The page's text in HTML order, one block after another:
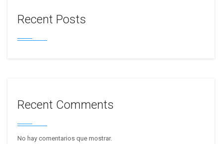
Recent Posts
Recent Comments
No hay comentarios que mostrar.